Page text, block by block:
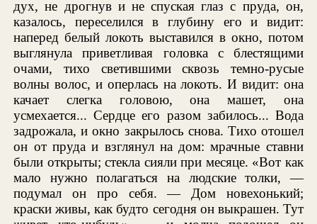
дух, не дрогнув и не спуская глаз с пруда, он,
казалось, переселился в глубину его и видит:
наперед белый локоть выставился в окно, потом
выглянула приветливая головка с блестящими
очами, тихо светившими сквозь темно-русые
волны волос, и оперлась на локоть. И видит: она
качает слегка головою, она машет, она
усмехается... Сердце его разом забилось... Вода
задрожала, и окно закрылось снова. Тихо отошел
он от пруда и взглянул на дом: мрачные ставни
были открыты; стекла сияли при месяце. «Вот как
мало нужно полагаться на людские толки, —
подумал он про себя. — Дом новехонький;
краски живы, как будто сегодня он выкрашен. Тут